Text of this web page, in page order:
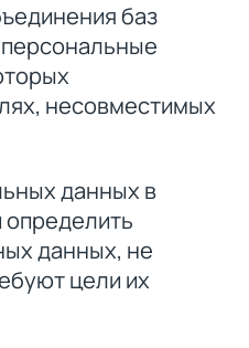
баз
несовместимых
данных в
данных, не
цели их